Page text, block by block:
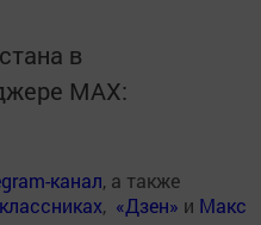
в
MАХ:
канал, а также
, «Дзен» и Макс